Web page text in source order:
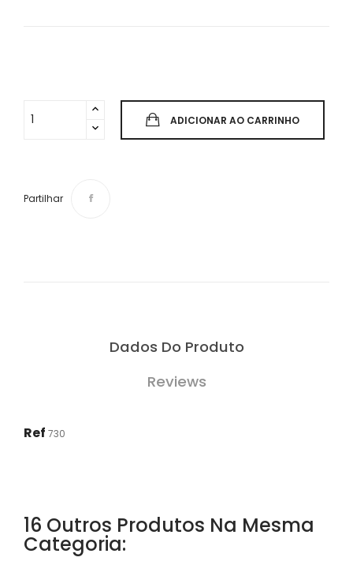
ADICIONAR AO CARRINHO
Partilhar
Dados Do Produto
Reviews
Ref 730
16 Outros Produtos Na Mesma
Categoria: